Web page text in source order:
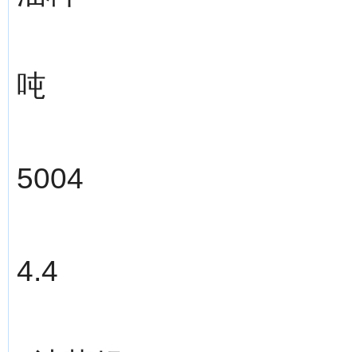
吨
5004
4.4